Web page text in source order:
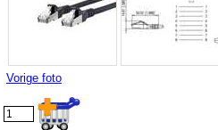
Vorige foto